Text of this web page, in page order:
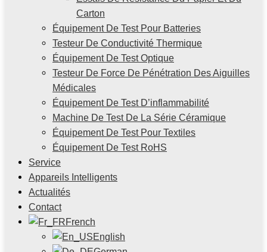
Carton
Équipement De Test Pour Batteries
Testeur De Conductivité Thermique
Équipement De Test Optique
Testeur De Force De Pénétration Des Aiguilles
Médicales
Équipement De Test D’inflammabilité
Machine De Test De La Série Céramique
Équipement De Test Pour Textiles
Équipement De Test RoHS
Service
Appareils Intelligents
Actualités
Contact
French
English